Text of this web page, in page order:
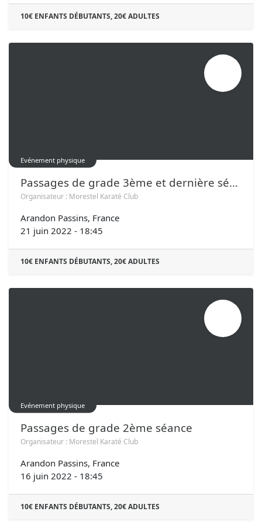
10€ ENFANTS DÉBUTANTS, 20€ ADULTES
Evénement physique
Passages de grade 3ème et dernière séance
Organisateur : Morestel Karaté Club
Arandon Passins, France
21 juin 2022 - 18:45
10€ ENFANTS DÉBUTANTS, 20€ ADULTES
Evénement physique
Passages de grade 2ème séance
Organisateur : Morestel Karaté Club
Arandon Passins, France
16 juin 2022 - 18:45
10€ ENFANTS DÉBUTANTS, 20€ ADULTES